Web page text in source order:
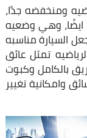
ومنخفضه جدًا،
ايضًا، وهي وضعيه
السيارة مناسبه
تمثل عائق
بالكامل وكبوت
وضعية السائق وامكانية تغيير